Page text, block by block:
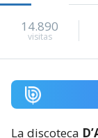
14.890
visitas
La discoteca